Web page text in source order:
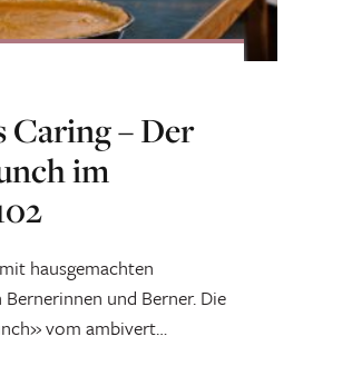
Caring – Der
im
hausgemachten
und Berner. Die
vom ambivert